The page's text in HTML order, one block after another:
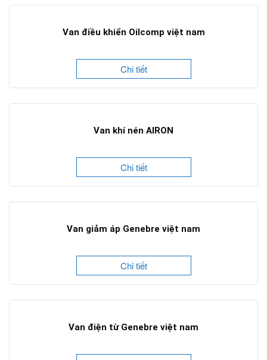
Van điều khiển Oilcomp việt nam
Chi tiết
Van khí nén AIRON
Chi tiết
Van giảm áp Genebre việt nam
Chi tiết
Van điện từ Genebre việt nam